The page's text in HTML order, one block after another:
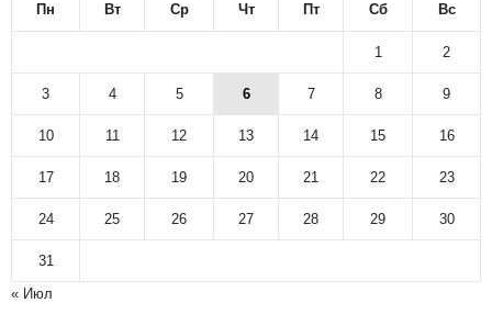
Пн Вт Ср Чт Пт Сб Вс
1 2
3 4 5 6 7 8 9
10 11 12 13 14 15 16
17 18 19 20 21 22 23
24 25 26 27 28 29 30
31
« Июл